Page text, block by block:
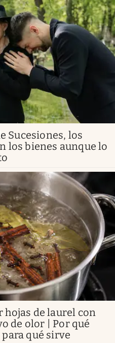
Sucesiones, los
los bienes aunque lo
hojas de laurel con
de olor | Por qué
qué sirve